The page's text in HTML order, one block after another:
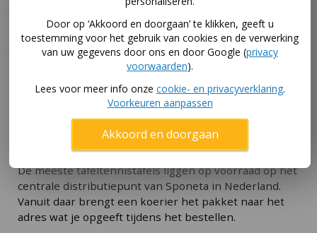
Specificaties
Levering Sponeta tafeltennistafel
We leveren tafeltennistafels van Sponeta standaard
als ongemonteerd product. Optioneel kun je de
montage door ons laten verzorgen tegen een
De meeste tafeltennistafels liggen op voorraad op het
centrale distributiepunt van Sponeta in Nederland.
Vanuit daar brengt een koerier het pakket naar het
adres wat je opgeeft tijdens het bestellen.
Door op ‘Akkoord en doorgaan’ te klikken, geeft u
toestemming voor het gebruik van cookies en de verwerking
van uw gegevens door ons en door Google (privacy
voorwaarden).
Lees voor meer info onze cookie- en privacyverklaring.
Voorkeuren aanpassen
Akkoord en doorgaan